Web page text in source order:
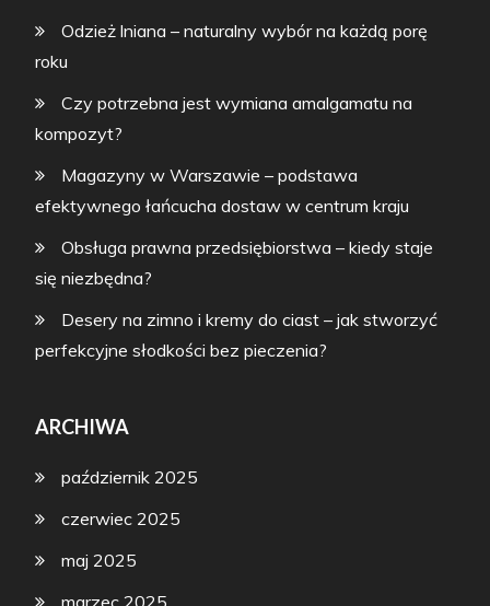
Odzież lniana – naturalny wybór na każdą porę
roku
Czy potrzebna jest wymiana amalgamatu na
kompozyt?
Magazyny w Warszawie – podstawa
efektywnego łańcucha dostaw w centrum kraju
Obsługa prawna przedsiębiorstwa – kiedy staje
się niezbędna?
Desery na zimno i kremy do ciast – jak stworzyć
perfekcyjne słodkości bez pieczenia?
ARCHIWA
październik 2025
czerwiec 2025
maj 2025
marzec 2025